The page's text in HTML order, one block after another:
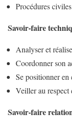
Procédures
Savoir‐faire
Analyser et
Coordonner son
Se positionner
Veiller au respect
Savoir‐faire